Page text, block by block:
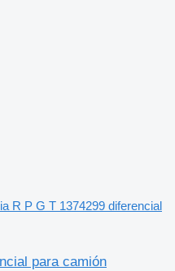
R P G T 1374299 diferencial
para camión